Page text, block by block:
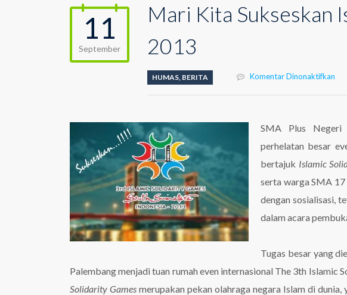
11
September
Mari Kita Sukseskan
2013
HUMAS, BERITA Komentar Dinonaktifkan
SMA Plus Negeri
perhelatan besar
bertajuk Islamic
serta warga SMA
dengan sosialisasi,
dalam acara
Tugas besar yang
Palembang menjadi tuan rumah even internasional The 3th Islamic
Solidarity Games merupakan pekan olahraga negara Islam di